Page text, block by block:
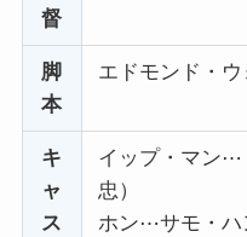
督
脚
本
エドモンド・ウ
キ
ャ
ス
イップ・マン⋯
忠）
ホン⋯サモ・ハ